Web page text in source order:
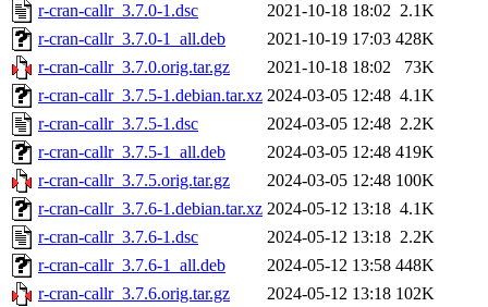
r-cran-callr_3.7.0-1.dsc
2021-10-18 18:02 2.1K
r-cran-callr_3.7.0-1_all.deb
2021-10-19 17:03 428K
r-cran-callr_3.7.0.orig.tar.gz
2021-10-18 18:02
73K
r-cran-callr_3.7.5-1.debian.tar.xz 2024-03-05 12:48 4.1K
r-cran-callr_3.7.5-1.dsc
2024-03-05 12:48 2.2K
r-cran-callr_3.7.5-1_all.deb
2024-03-05 12:48 419K
r-cran-callr_3.7.5.orig.tar.gz
2024-03-05 12:48 100K
r-cran-callr_3.7.6-1.debian.tar.xz 2024-05-12 13:18 4.1K
r-cran-callr_3.7.6-1.dsc
2024-05-12 13:18 2.2K
r-cran-callr_3.7.6-1_all.deb
2024-05-12 13:58 448K
r-cran-callr_3.7.6.orig.tar.gz
2024-05-12 13:18 102K